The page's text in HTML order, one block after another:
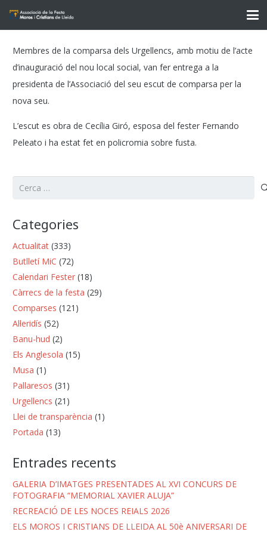
Membres de la comparsa dels Urgellencs, amb motiu de l’acte
d’inauguració del nou local social, van fer entrega a la
presidenta de l’Associació del seu escut de comparsa per la
nova seu.
L’escut es obra de Cecília Giró, esposa del fester Fernando
Peleato i ha estat fet en policromia sobre fusta.
Cerca:
Categories
Actualitat (333)
Butlletí MiC (72)
Calendari Fester (18)
Càrrecs de la festa (29)
Comparses (121)
Al·leridís (52)
Banu-hud (2)
Els Anglesola (15)
Musa (1)
Pallaresos (31)
Urgellencs (21)
Llei de transparència (1)
Portada (13)
Entrades recents
GALERIA D’IMATGES PRESENTADES AL XVI CONCURS DE
FOTOGRAFIA “MEMORIAL XAVIER ALUJA”
RECREACIÓ DE LES NOCES REIALS 2026
ELS MOROS I CRISTIANS DE LLEIDA AL 50è ANIVERSARI DE